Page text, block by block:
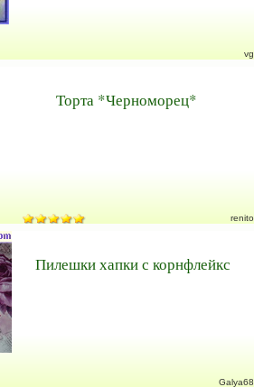
vg
Торта *Черноморец*
renito
Пилешки хапки с корнфлейкс
Galya68